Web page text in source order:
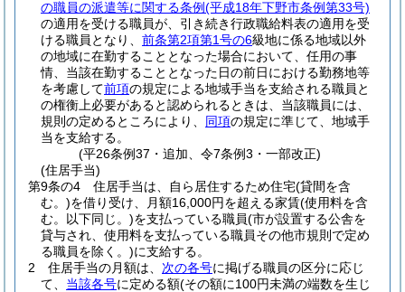
の職員の派遣等に関する条例(平成18年下野市条例第33号)
の適用を受ける職員が、引き続き行政職給料表の適用を受
ける職員となり、 前条第2項第1号の6級地に係る地域以外
の地域に在勤することとなった場合において、任用の事
情、当該在勤することとなった日の前日における勤務地等
を考慮して前項の規定による地域手当を支給される職員と
の権衡上必要があると認められるときは、当該職員には、
規則の定めるところにより、 同項の規定に準じて、地域手
当を支給する。
(平26条例37・追加、令7条例3・一部改正)
(住居手当)
第9条の4
住居手当は、自ら居住するため住宅(貸間を含
む。)を借り受け、月額16,000円を超える家賃(使用料を含
む。以下同じ。)を支払っている職員(市が設置する公舎を
貸与され、使用料を支払っている職員その他市規則で定め
る職員を除く。)に支給する。
2
住居手当の月額は、 次の各号に掲げる職員の区分に応じ
て、 当該各号に定める額(その額に100円未満の端数を生じ